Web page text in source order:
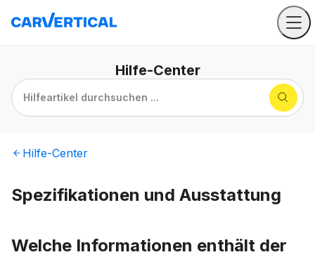
Hilfe-Center
Hilfeartikel durchsuchen ...
Hilfe-Center
Spezifikationen und Ausstattung
Welche Informationen enthält der